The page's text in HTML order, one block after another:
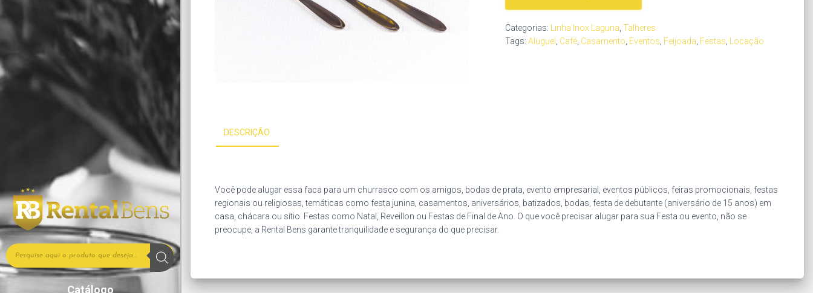
Catálogo
Categorias: Linha Inox Laguna ,Talheres
Tags:Aluguel Café Casamento Eventos Feijoada Festas Locação
DESCRIÇÃO
Você pode alugar essa faca para um churrasco com os amigos, bodas de prata, evento empresarial, eventos públicos, feiras promocionais, festas
regionais ou religiosas, temáticas como festa junina, casamentos, aniversários, batizados, bodas, festa de debutante (aniversário de 15 anos) em
casa, chácara ou sítio. Festas como Natal, Reveillon ou Festas de Final de Ano. O que você precisar alugar para sua Festa ou evento, não se
preocupe, a Rental Bens garante tranquilidade e segurança do que precisar.